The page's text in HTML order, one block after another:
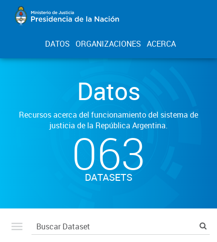
DATOS ORGANIZACIONES ACERCA
Datos
Recursos acerca del funcionamiento del sistema de
justicia de la República Argentina.
063
DATASETS